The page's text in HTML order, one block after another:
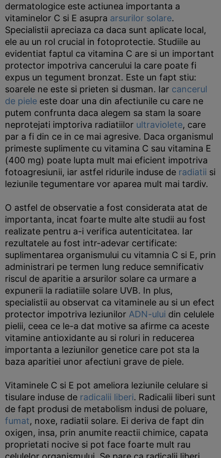
dermatologice este actiunea importanta a
vitaminelor C si E asupra arsurilor solare.
Specialistii apreciaza ca daca sunt aplicate local,
ele au un rol crucial in fotoprotectie. Studiile au
evidentiat faptul ca vitamina C are si un important
protector impotriva cancerului la care poate fi
expus un tegument bronzat. Este un fapt stiu:
soarele ne este si prieten si dusman. Iar cancerul
de piele este doar una din afectiunile cu care ne
putem confrunta daca alegem sa stam la soare
neprotejati imptoriva radiatiilor ultraviolete, care
par a fi din ce in ce mai agresive. Daca organismul
primeste suplimente cu vitamina C sau vitamina E
(400 mg) poate lupta mult mai eficient impotriva
fotoagresiunii, iar astfel ridurile induse de radiatii si
leziunile tegumentare vor aparea mult mai tardiv.
O astfel de observatie a fost considerata atat de
importanta, incat foarte multe alte studii au fost
realizate pentru a-i verifica autenticitatea. Iar
rezultatele au fost intr-adevar certificate:
suplimentarea organismului cu vitamnia C si E, prin
administrari pe termen lung reduce semnificativ
riscul de aparitie a arsurilor solare ca urmare a
expunerii la radiatiile solare UVB. In plus,
specialistii au observat ca vitaminele au si un efect
protector impotriva leziunilor ADN-ului din celulele
pielii, ceea ce le-a dat motive sa afirme ca aceste
vitamine antioxidante au si roluri in reducerea
importanta a leziunilor genetice care pot sta la
baza aparitiei unor afectiuni grave de piele.
Vitaminele C si E pot ameliora leziunile celulare si
tisulare induse de radicalii liberi. Radicalii liberi sunt
de fapt produsi de metabolism indusi de poluare,
fumat, noxe, radiatii solare. Ei deriva de fapt din
oxigen, insa, prin anumite reactii chimice, capata
proprietati nocive si pot face foarte mult rau